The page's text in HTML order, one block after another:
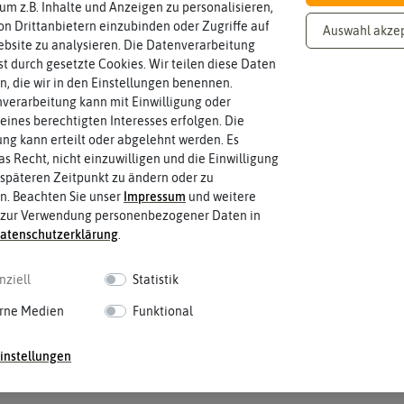
Sale
Inhalt
1 StückWie viel ist enthalten
z.B. Inhalte und Anzeigen zu personalisieren,
Drittanbietern einzubinden oder Zugriffe auf
zu analysieren. Die Datenverarbeitung
durch gesetzte Cookies. Wir teilen diese Daten
die wir in den Einstellungen benennen.
kann mit Einwilligung oder
berechtigten Interesses erfolgen. Die
kann erteilt oder abgelehnt werden. Es
Recht, nicht einzuwilligen und die Einwilligung
Zeitpunkt zu ändern oder zu
Beachten Sie unser Impressum und weitere
Verwendung personenbezogener Daten in
Statistik
Medien Funktional
Auswahl